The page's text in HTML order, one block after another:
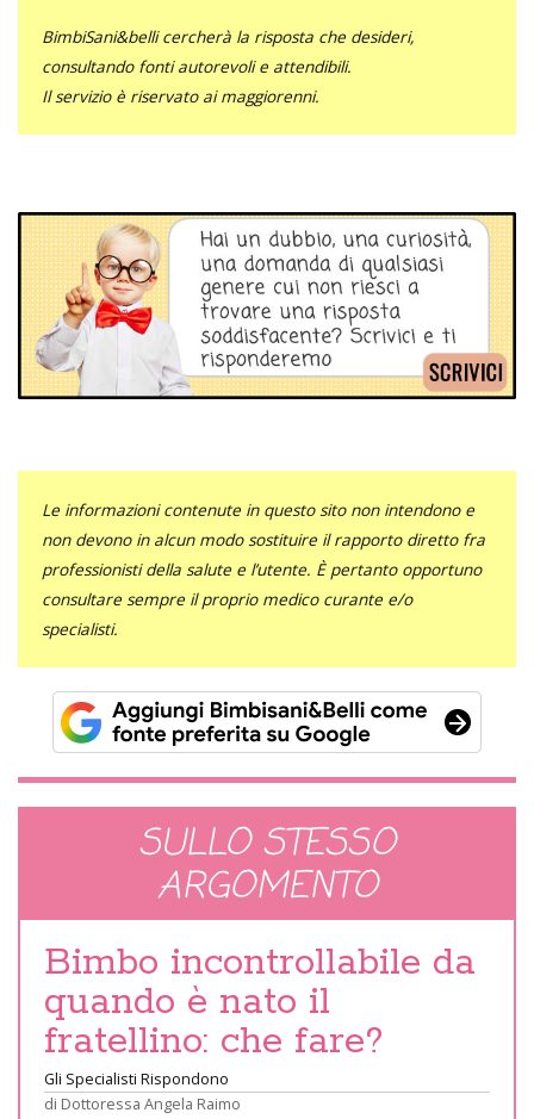
BimbiSani&belli cercherà la risposta che desideri,
consultando fonti autorevoli e attendibili.
Il servizio è riservato ai maggiorenni.
Le informazioni contenute in questo sito non intendono e
non devono in alcun modo sostituire il rapporto diretto fra
professionisti della salute e l’utente. È pertanto opportuno
consultare sempre il proprio medico curante e/o
specialisti.
SULLO STESSO
ARGOMENTO
Bimbo incontrollabile da
quando è nato il
fratellino: che fare?
Gli Specialisti Rispondono
di Dottoressa Angela Raimo